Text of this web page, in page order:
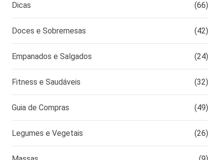
Dicas (66)
Doces e Sobremesas (42)
Empanados e Salgados (24)
Fitness e Saudáveis (32)
Guia de Compras (49)
Legumes e Vegetais (26)